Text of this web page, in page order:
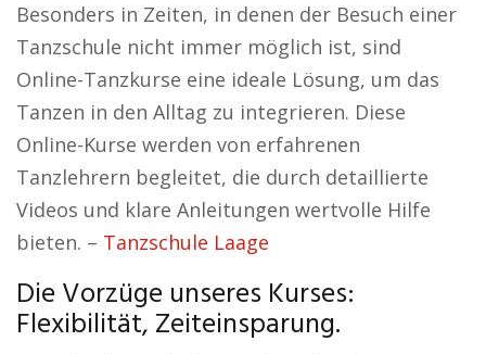
Besonders in Zeiten, in denen der Besuch einer
Tanzschule nicht immer möglich ist, sind
Online-Tanzkurse eine ideale Lösung, um das
Tanzen in den Alltag zu integrieren. Diese
Online-Kurse werden von erfahrenen
Tanzlehrern begleitet, die durch detaillierte
Videos und klare Anleitungen wertvolle Hilfe
bieten. – Tanzschule Laage
Die Vorzüge unseres Kurses:
Flexibilität, Zeiteinsparung.